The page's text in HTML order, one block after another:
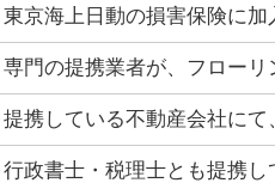
東京海上日動の損害保険に加
専門の提携業者が、フローリ
提携している不動産会社にて
行政書士・税理士とも提携し